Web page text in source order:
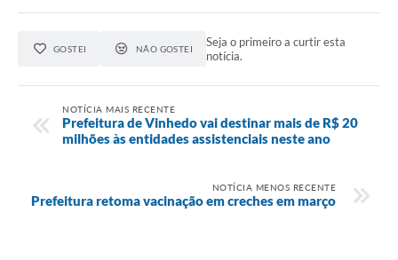
GOSTEI NÃO GOSTEI
Seja o primeiro a curtir esta
notícia.
NOTÍCIA MAIS RECENTE
Prefeitura de Vinhedo vai destinar mais de R$ 20
milhões às entidades assistenciais neste ano
NOTÍCIA MENOS RECENTE
Prefeitura retoma vacinação em creches em março